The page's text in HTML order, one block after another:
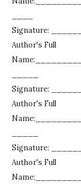
Signature:
Author's Full
Signature:
Author's Full
Signature:
Author's Full